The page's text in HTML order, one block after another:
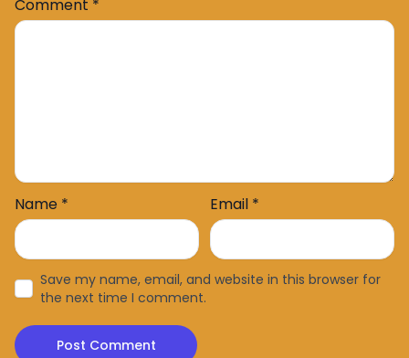
Comment *
Name * Email *
Save my name, email, and website in this browser for
the next time I comment.